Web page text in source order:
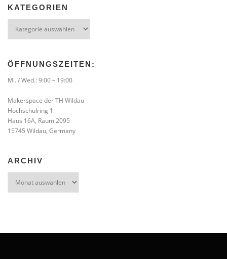
KATEGORIEN
ÖFFNUNGSZEITEN:
Mi. / Wed.: 9:00 – 19:00
Makerspace der TH Wildau
Hochschulring 1
Haus 16A, Raum 2095
15745 Wildau, Germany
ARCHIV